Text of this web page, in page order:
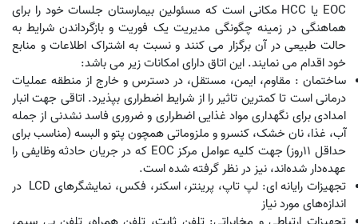
EOC یا HCC مکانی است که مسئولین بیمارستان جلسات خود را برای
هماهنگی در زمینه چگونگی مدیریت یک فوریت و بازگرداندن شرایط به
حالت طبیعی در آن برگزار می کنند و نسبت به اشتراک اطلاعات و منابع
خود اقدام می نمایند. این اتاق دارای امکانات زیر می باشد:
ساختمان : مقاوم، ایمن، مستقل، در دسترس و خارج از منطقه عملیات
درمانى است تا کمترین تاثیر را از شرایط اضطرارى بپذیرد. اتاقی جهت انبار
امدادی برای نگهداری مواد غذایی اضطراری و ضروری فاسد نشدنی از جمله
آب، غذا، نان خشک، کنسرو و ملزوماتی همچون پتو و البسه (مناسب برای
حداقل 11روز) جهت کلیه عوامل مرکز
EOCکه در جریان حادثه وظایفی را
عهده‌دار شده‌اند، نیز در نظر گرفته شده است.
تجهیزات رایانه ای: لپ تاپ، پرینتر، اسکنر، فکس، نمایشگرهای LCD در
اندازه‌های مورد نیاز